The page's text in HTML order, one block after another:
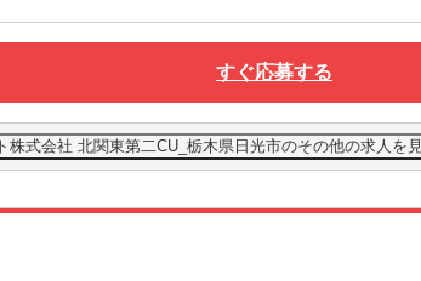
すぐ応募する
株式会社 北関東第二CU_栃木県日光市のその他の求人を